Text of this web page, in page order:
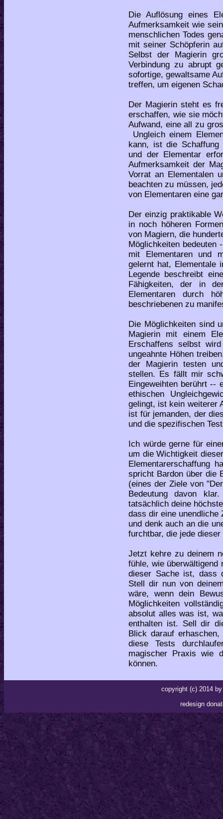
Die Auflösung eines
Aufmerksamkeit wie
menschlichen Todes
mit seiner Schöpferin
Selbst der Magierin
Verbindung zu abrupt
sofortige, gewaltsame
treffen, um eigenen
Der Magierin steht es
erschaffen, wie sie
Aufwand, eine all zu
Ungleich einem
kann, ist die Schaffung
und der Elementar
Aufmerksamkeit der
Vorrat an Elementalen
beachten zu müssen,
von Elementaren eine
Der einzig praktikable
in noch höheren
von Magiern, die
Möglichkeiten bedeuten
mit Elementaren und
gelernt hat,
Legende beschreibt
Fähigkeiten, der in
Elementaren durch
beschriebenen zu
Die Möglichkeiten sind
Magierin mit einem
Erschaffens selbst
ungeahnte Höhen
der Magierin testen
stellen. Es fällt mir
Eingeweihten berührt --
ethischen
gelingt, ist kein weiterer
ist für jemanden, der
und die spezifischen
Ich würde gerne für
um die Wichtigkeit
Elementarerschaffung
spricht Bardon über die
(eines der Ziele von
Bedeutung davon
tatsächlich deine
dass dir eine unendliche
und denk auch an die
furchtbar, die jede
Jetzt kehre zu deinem
fühle, wie überwältigend
dieser Sache ist, dass
Stell dir nun von
wäre, wenn dein
Möglichkeiten
absolut alles was ist,
enthalten ist. Sell dir
Blick darauf
diese Tests
magischer Praxis wie
können.
copyright (c) 2014
redesign